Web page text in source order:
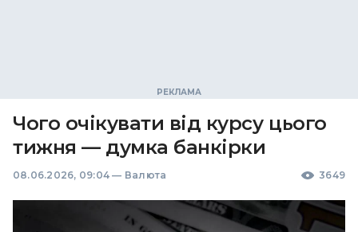
Чого очікувати від курсу цього
тижня — думка банкірки
08.06.2026, 09:04 — Валюта 3649